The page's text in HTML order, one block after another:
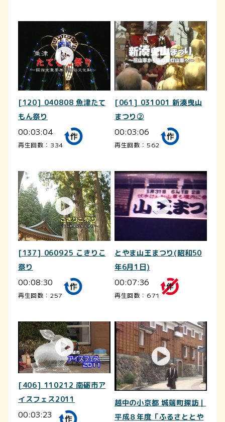
[120] 040808 魚津たて
もん祭り
00:03:04
再生回数：334
[061] 031001 新湊曳山
まつり②
00:03:06
再生回数：562
[137] 060925 こきりこ
祭り
00:08:30
再生回数：257
とやま山王まつり(昭和50
年6月1日)
00:07:36
再生回数：671
[406] 110212 南砺市ア
イスフェス2011
00:03:23
越中の小京都 城端町探訪｜
平成８年度「ふるさととや